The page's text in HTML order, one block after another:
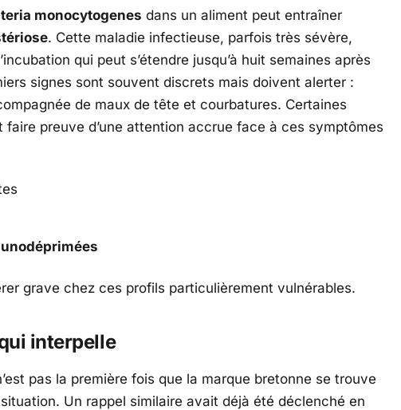
monocytogenes dans un aliment peut entraîner
. Cette maladie infectieuse, parfois très sévère,
qui peut s’étendre jusqu’à huit semaines après
signes sont souvent discrets mais doivent alerter :
de maux de tête et courbatures. Certaines
faire preuve d’une attention accrue face à ces symptômes
grave chez ces profils particulièrement vulnérables.
interpelle
pas la première fois que la marque bretonne se trouve
Un rappel similaire avait déjà été déclenché en